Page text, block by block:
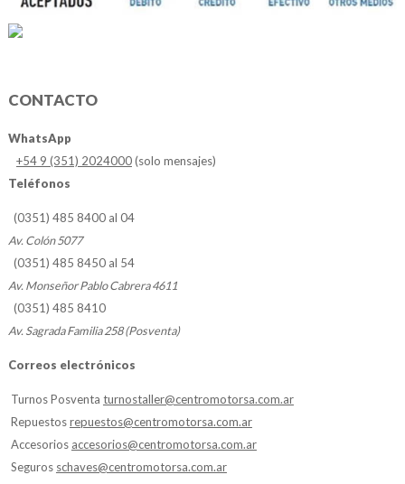
CONTACTO
WhatsApp
+54 9 (351) 2024000(solo mensajes)
Teléfonos
(0351) 485 8400 al 04
Av. Colón 5077
(0351) 485 8450 al 54
Av. Monseñor Pablo Cabrera 4611
(0351) 485 8410
Av. Sagrada Familia 258 (Posventa)
Correos electrónicos
Turnos Posventa turnostaller@centromotorsa.com.ar
Repuestosrepuestos@centromotorsa.com.ar
Accesorios accesorios@centromotorsa.com.ar
Seguros schaves@centromotorsa.com.ar